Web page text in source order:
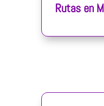
Rutas en